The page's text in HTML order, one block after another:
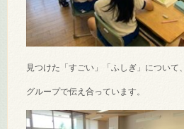
見つけた「すごい」「ふしぎ」について、
グループで伝え合っています。